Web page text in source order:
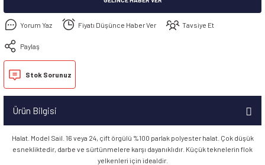
Yorum Yaz Fiyatı Düşünce Haber Ver Tavsiye Et
Paylaş
Stok Sorunuz
Ürün Bilgisi
Halat. Model Sail. 16 veya 24, çift örgülü %100 parlak polyester halat. Çok düşük
esnekliktedir, darbe ve sürtünmelere karşı dayanıklıdır. Küçük teknelerin flok
yelkenleri için idealdir.